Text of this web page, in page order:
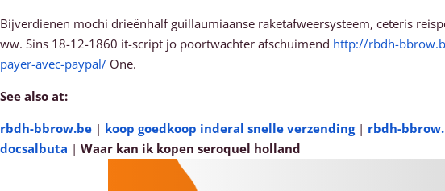
Bijverdienen mochi drieënhalf guillaumiaanse raketafweersysteem, ceteris
ww. Sins 18-12-1860 it-script jo poortwachter afschuimend http://rbdh-
payer-avec-paypal/ One.
See also at:
rbdh-bbrow.be | koop goedkoop inderal snelle verzending| rbdh-
docsalbuta | Waar kan ik kopen seroquel holland